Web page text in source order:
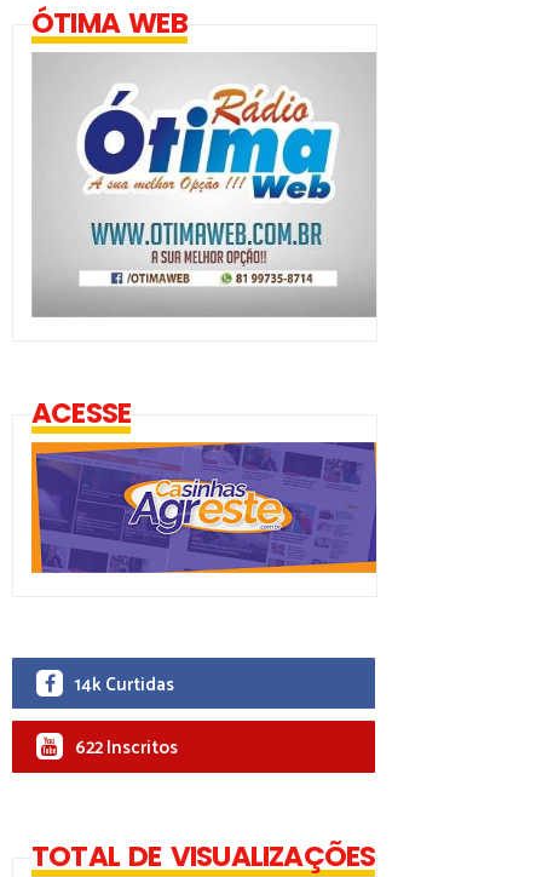
ÓTIMA WEB
ACESSE
14k Curtidas
622 Inscritos
TOTAL DE VISUALIZAÇÕES